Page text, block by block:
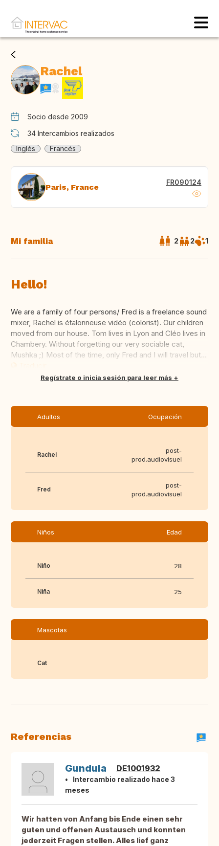
Rachel
Socio desde 2009
34 Intercambios realizados
Inglés
Francés
Paris, France FR090124
Mi familia 2 2 1
Hello!
We are a family of four persons/ Fred is a freelance sound
mixer, Rachel is étalonneuse vidéo (colorist). Our children
moved from our house. Tom lives in Lyon and Cléo lives in
Chambery. Without forgetting our very sociable cat,
Mushka ;) Most of the time, only Fred and I will travel but...
Regístrate o inicia sesión para leer más
Adultos Ocupación
Rachel
post-
prod.audiovisuel
Fred
post-
prod.audiovisuel
Niños Edad
Niño 28
Niña 25
Mascotas
Cat
Referencias
Gundula DE1001932
Intercambio realizado hace 3
meses
Wir hatten von Anfang bis Ende einen sehr
guten und offenen Austausch und konnten
jederzeit Fragen stellen. Alles lief ganz